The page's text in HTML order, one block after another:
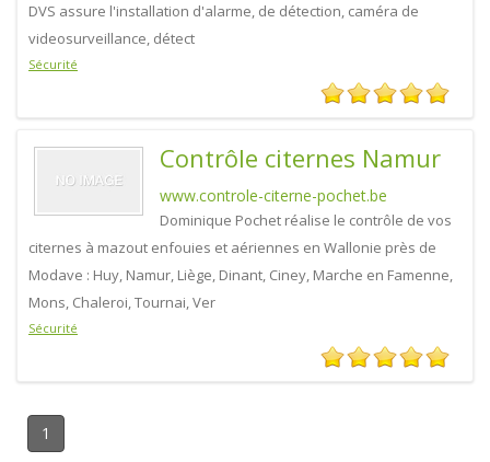
DVS assure l'installation d'alarme, de détection, caméra de
videosurveillance, détect
Sécurité
Contrôle citernes Namur
www.controle-citerne-pochet.be
Dominique Pochet réalise le contrôle de vos
citernes à mazout enfouies et aériennes en Wallonie près de
Modave : Huy, Namur, Liège, Dinant, Ciney, Marche en Famenne,
Mons, Chaleroi, Tournai, Ver
Sécurité
1